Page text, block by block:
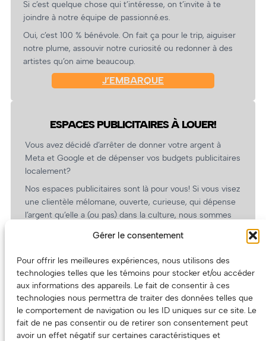
Gérer le consentement
Pour offrir les meilleures expériences, nous utilisons des
technologies telles que les témoins pour stocker et/ou accéder
aux informations des appareils. Le fait de consentir à ces
technologies nous permettra de traiter des données telles que
le comportement de navigation ou les ID uniques sur ce site. Le
fait de ne pas consentir ou de retirer son consentement peut
avoir un effet négatif sur certaines caractéristiques et
Si c’est quelque chose qui t’intéresse, on t’invite à te
joindre à notre équipe de passionné.es.
Oui, c’est 100 % bénévole. On fait ça pour le trip, aiguiser
notre plume, assouvir notre curiosité ou redonner à des
artistes qu’on aime beaucoup.
J’EMBARQUE
ESPACES PUBLICITAIRES À LOUER!
Vous avez décidé d’arrêter de donner votre argent à
Meta et Google et de dépenser vos budgets publicitaires
localement?
Nos espaces publicitaires sont là pour vous! Si vous visez
une clientèle mélomane, ouverte, curieuse, qui dépense
l’argent qu’elle a (ou pas) dans la culture, nous sommes
revient.
(Oui, on va avoir des tarifs spéciaux pour vous, les
artistes!)